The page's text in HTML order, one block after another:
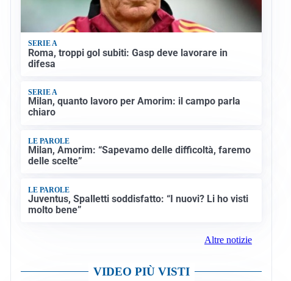
SERIE A
Roma, troppi gol subiti: Gasp deve lavorare in
difesa
SERIE A
Milan, quanto lavoro per Amorim: il campo parla
chiaro
LE PAROLE
Milan, Amorim: “Sapevamo delle difficoltà, faremo
delle scelte”
LE PAROLE
Juventus, Spalletti soddisfatto: “I nuovi? Li ho visti
molto bene”
Altre notizie
VIDEO PIÙ VISTI